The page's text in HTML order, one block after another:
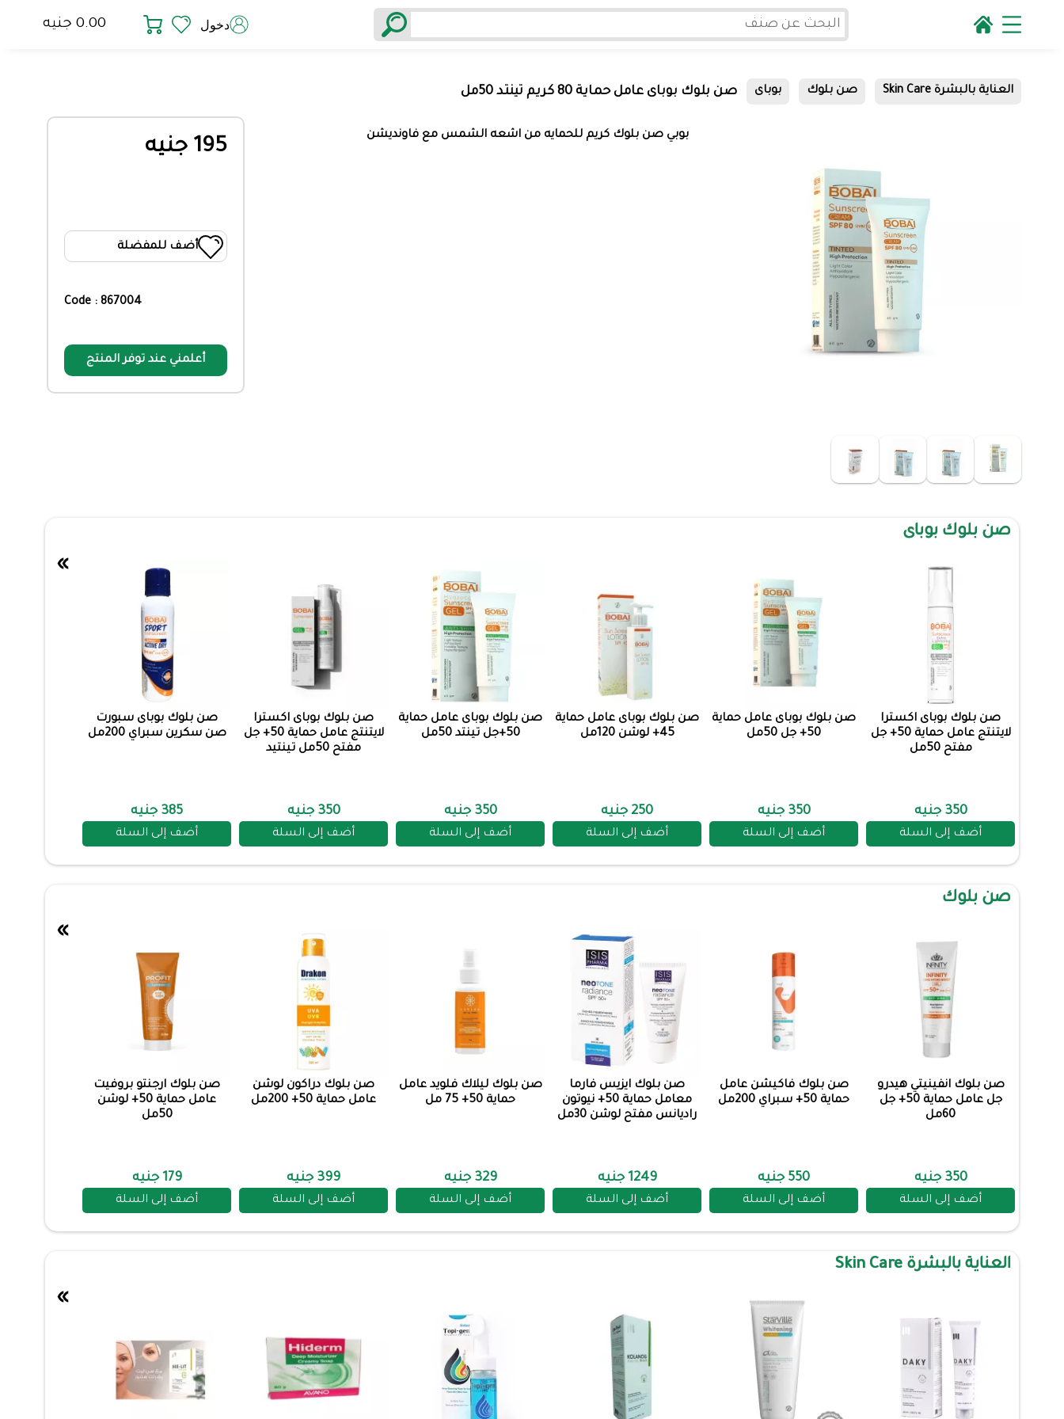
دخول 0.00 جنيه
العناية بالبشرة Skin Care صن بلوك بوباى صن بلوك بوباى عامل حماية 80 كريم تينتد 50مل
بوبي صن بلوك كريم للحمايه من اشعه الشمس مع فاونديشن
195 جنيه
أضف للمفضلة
Code : 867004
أعلمني عند توفر المنتج
صن بلوك بوباى
صن بلوك بوباى اكسترا
لايتنتج عامل حماية 50+ جل
مفتح 50مل
350 جنيه
أضف إلى السلة
صن بلوك بوباى عامل حماية
50+ جل 50مل
350 جنيه
أضف إلى السلة
صن بلوك بوباى عامل حماية
45+ لوشن 120مل
250 جنيه
أضف إلى السلة
صن بلوك بوباى عامل حماية
50+جل تينتد 50مل
350 جنيه
أضف إلى السلة
صن بلوك بوباى اكسترا
لايتنتج عامل حماية 50+ جل
مفتح 50مل تينتيد
350 جنيه
أضف إلى السلة
صن بلوك بوباى سبورت
صن سكرين سبراي 200مل
385 جنيه
أضف إلى السلة
»
صن بلوك
صن بلوك انفينيتي هيدرو
جل عامل حماية 50+ جل
60مل
350 جنيه
أضف إلى السلة
صن بلوك فاكيشن عامل
حماية 50+ سبراي 200مل
550 جنيه
أضف إلى السلة
صن بلوك ايزيس فارما
معامل حماية 50+ نيوتون
راديانس مفتح لوشن 30مل
1249 جنيه
أضف إلى السلة
صن بلوك ليلاك فلويد عامل
حماية 50+ 75 مل
329 جنيه
أضف إلى السلة
صن بلوك دراكون لوشن
عامل حماية 50+ 200مل
399 جنيه
أضف إلى السلة
صن بلوك ارجنتو بروفيت
عامل حماية 50+ لوشن
50مل
179 جنيه
أضف إلى السلة
»
العناية بالبشرة Skin Care
»